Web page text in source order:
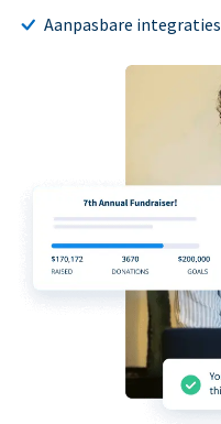
Aanpasbare integraties